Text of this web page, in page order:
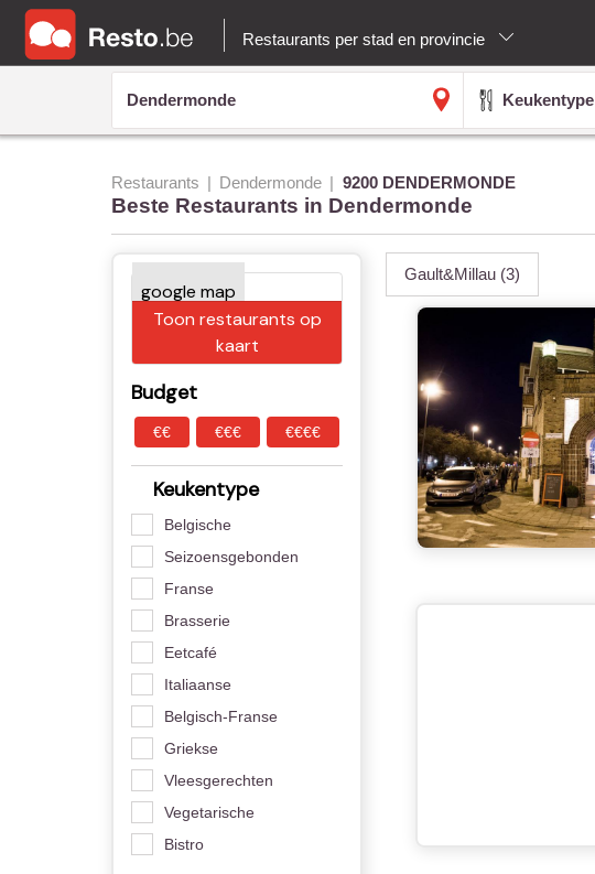
Restaurants per stad en provincie
Keukentype
Restaurants Dendermonde 9200 DENDERMONDE
Beste Restaurants in Dendermonde
Toon restaurants op
kaart
Budget
€€ €€€ €€€€
Keukentype
Belgische
Seizoensgebonden
Franse
Brasserie
Eetcafé
Italiaanse
Belgisch-Franse
Griekse
Vleesgerechten
Vegetarische
Bistro
Gault&Millau (3)